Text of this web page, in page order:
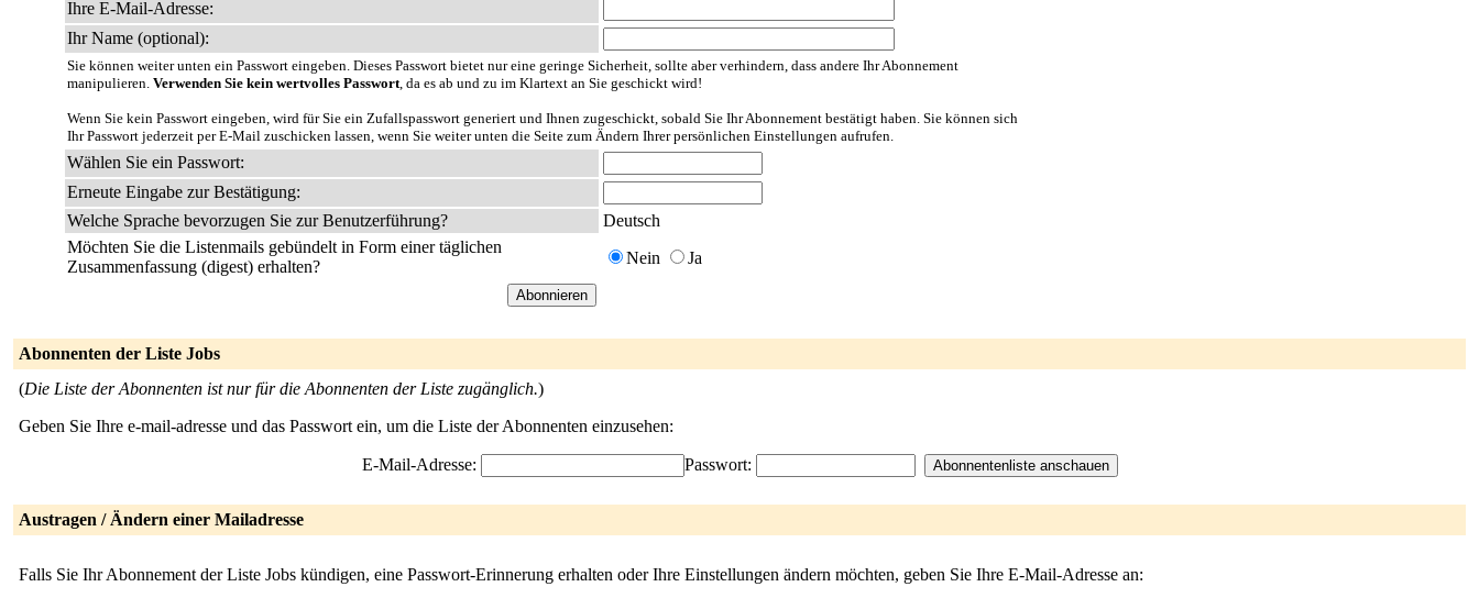
Ihre E-Mail-Adresse:
Ihr Name (optional):
Sie können weiter unten ein Passwort eingeben. Dieses Passwort bietet nur eine geringe Sicherheit, sollte aber verhindern, dass andere Ihr Abonnement
manipulieren. Verwenden Sie kein wertvolles Passwort, da es ab und zu im Klartext an Sie geschickt wird!
Wenn Sie kein Passwort eingeben, wird für Sie ein Zufallspasswort generiert und Ihnen zugeschickt, sobald Sie Ihr Abonnement bestätigt haben. Sie können sich
Ihr Passwort jederzeit per E-Mail zuschicken lassen, wenn Sie weiter unten die Seite zum Ändern Ihrer persönlichen Einstellungen aufrufen.
Wählen Sie ein Passwort:
Erneute Eingabe zur Bestätigung:
Welche Sprache bevorzugen Sie zur Benutzerführung?
Deutsch
Möchten Sie die Listenmails gebündelt in Form einer täglichen
Zusammenfassung (digest) erhalten?
Nein Ja
Abonnenten der Liste Jobs
(Die Liste der Abonnenten ist nur für die Abonnenten der Liste zugänglich.)
Geben Sie Ihre e-mail-adresse und das Passwort ein, um die Liste der Abonnenten einzusehen:
E-Mail-Adresse: Passwort:
Austragen / Ändern einer Mailadresse
Falls Sie Ihr Abonnement der Liste Jobs kündigen, eine Passwort-Erinnerung erhalten oder Ihre Einstellungen ändern möchten, geben Sie Ihre E-Mail-Adresse an: